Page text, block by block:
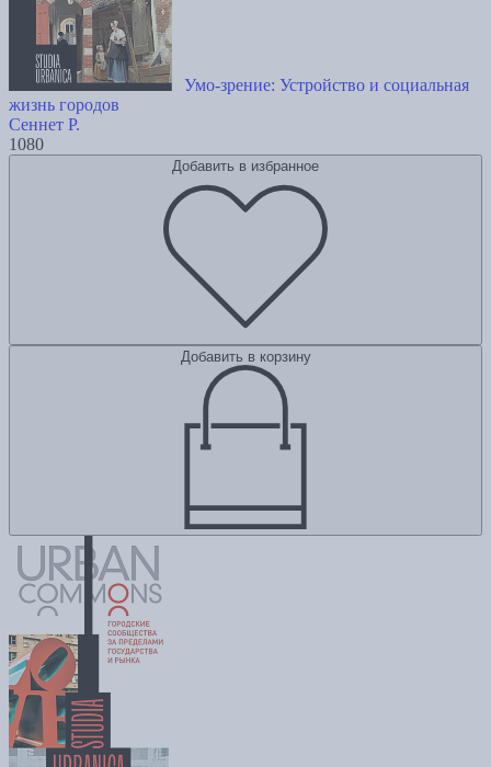
Умо-зрение: Устройство и социальная
жизнь городов
Сеннет Р.
1080
Добавить в избранное
Добавить в корзину